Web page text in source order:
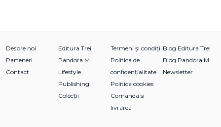
Despre noi
Parteneri
Contact
Editura Trei
Pandora M
Lifestyle
Publishing
Colecții
Termeni și condiții
Politica de
confidențialitate
Politica cookies
Comanda si
livrarea
Blog Editura Trei
Blog Pandora M
Newsletter